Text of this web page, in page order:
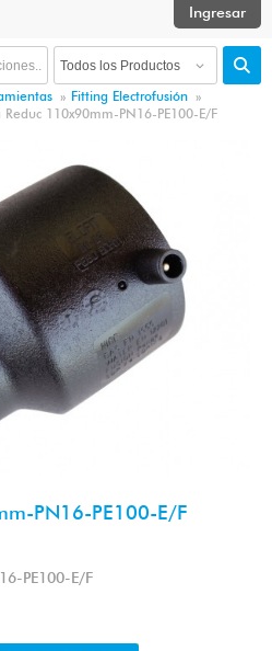
» Fitting Electrofusión »
Reduc 110x90mm-PN16-PE100-E/F
PN16-PE100-E/F
PE100-E/F